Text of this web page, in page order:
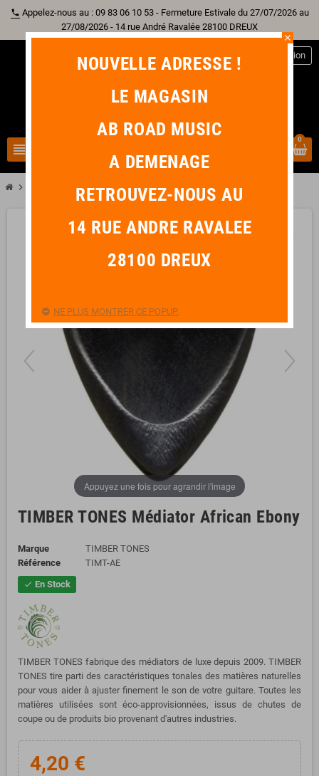
phone Appelez-nous au : 09 83 06 10 53 - Fermeture Estivale du 27/07/2026 au
27/08/2026 - 14 rue André Ravalée 28100 DREUX
view_headline
Connexion
0
chevron_right TIMBER TONES Médiator African Ebony
Appuyez une fois pour agrandir l'image
TIMBER TONES Médiator African Ebony
Marque
TIMBER TONES
Référence
TIMT-AE
check En Stock
TIMBER TONES fabrique des médiators de luxe depuis 2009. TIMBER
TONES tire parti des caractéristiques tonales des matières naturelles
pour vous aider à ajuster finement le son de votre guitare.Toutes les
matières utilisées sont éco-approvisionnées, issus de chutes de
coupe ou de produits bio provenant d'autres industries.
4,20 €
close
NOUVELLE ADRESSE !
LE MAGASIN
AB ROAD MUSIC
A DEMENAGE
RETROUVEZ-NOUS AU
14 RUE ANDRE RAVALEE
28100 DREUX
NE PLUS MONTRER CE POPUP.